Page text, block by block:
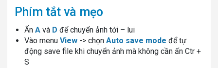
Phím tắt và mẹo
Ấn A và D để chuyển ảnh tới – lui
Vào menu View -> chọn Auto save mode để tự
động save file khi chuyển ảnh mà không cần ấn Ctr +
S